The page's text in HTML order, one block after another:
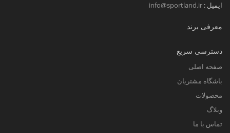
ایمیل : info@sportland.ir
معرفی برند
دسترسی سریع
صفحه اصلی
باشگاه مشتریان
محصولات
وبلاگ
تماس با ما